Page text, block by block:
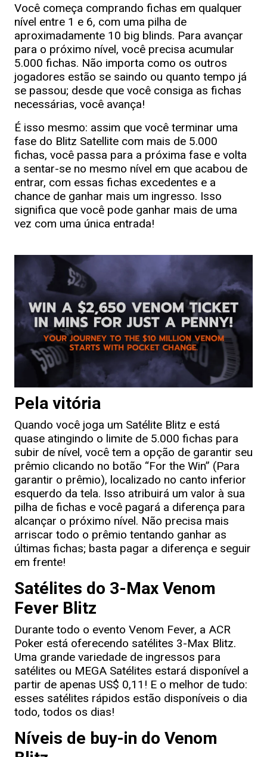
Você começa comprando fichas em qualquer
nível entre 1 e 6, com uma pilha de
aproximadamente 10 big blinds. Para avançar
para o próximo nível, você precisa acumular
5.000 fichas. Não importa como os outros
jogadores estão se saindo ou quanto tempo já
se passou; desde que você consiga as fichas
necessárias, você avança!
É isso mesmo: assim que você terminar uma
fase do Blitz Satellite com mais de 5.000
fichas, você passa para a próxima fase e volta
a sentar-se no mesmo nível em que acabou de
entrar, com essas fichas excedentes e a
chance de ganhar mais um ingresso. Isso
significa que você pode ganhar mais de uma
vez com uma única entrada!
Pela vitória
Quando você joga um Satélite Blitz e está
quase atingindo o limite de 5.000 fichas para
subir de nível, você tem a opção de garantir seu
prêmio clicando no botão “For the Win” (Para
garantir o prêmio), localizado no canto inferior
esquerdo da tela. Isso atribuirá um valor à sua
pilha de fichas e você pagará a diferença para
alcançar o próximo nível. Não precisa mais
arriscar todo o prêmio tentando ganhar as
últimas fichas; basta pagar a diferença e seguir
em frente!
Satélites do 3-Max Venom
Fever Blitz
Durante todo o evento Venom Fever, a ACR
Poker está oferecendo satélites 3-Max Blitz.
Uma grande variedade de ingressos para
satélites ou MEGA Satélites estará disponível a
partir de apenas US$ 0,11! E o melhor de tudo:
esses satélites rápidos estão disponíveis o dia
todo, todos os dias!
Níveis de buy-in do Venom